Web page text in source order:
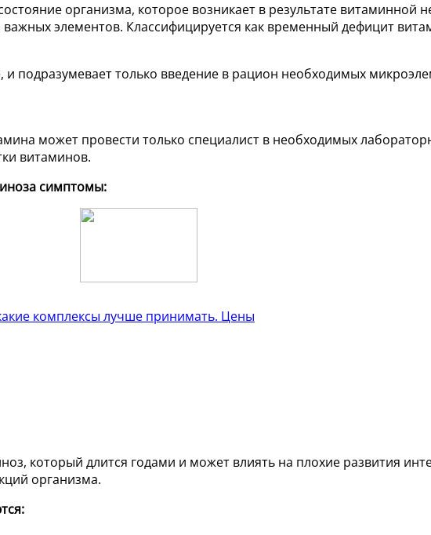
организма, которое возникает в результате витаминной
элементов. Классифицируется как временный дефицит
подразумевает только введение в рацион необходимых
может провести только специалист в необходимых
витаминов.
симптомы:
комплексы лучше принимать. Цены
который длится годами и может влиять на плохие развития
организма.